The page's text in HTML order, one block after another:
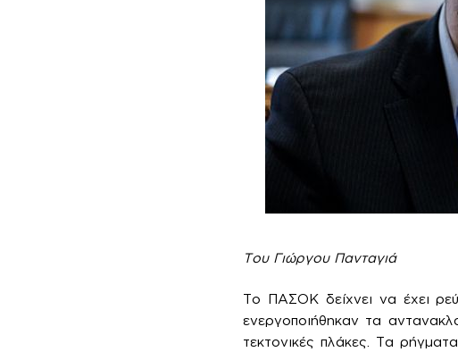
Του Γιώργου Πανταγιά
Το ΠΑΣΟΚ δείχνει να έχει
ενεργοποιήθηκαν τα
τεκτονικές πλάκες. Τα